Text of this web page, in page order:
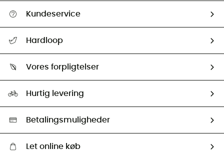
Kundeservice
Returnering & Tilbagebetaling
Hardloop
Our ambassadors
Vores forpligtelser
HardGreen Udvalg
Hurtig levering
Betalingsmuligheder
Let online køb